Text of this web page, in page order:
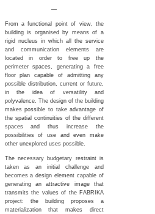
—
From a functional point of view, the
building is organised by means of a
rigid nucleus in which all the service
and communication elements are
located in order to free up the
perimeter spaces, generating a free
floor plan capable of admitting any
possible distribution, current or future,
in the idea of versatility and
polyvalence. The design of the building
makes possible to take advantage of
the spatial continuities of the different
spaces and thus increase the
possibilities of use and even make
other unexplored uses possible.
The necessary budgetary restraint is
taken as an initial challenge and
becomes a design element capable of
generating an attractive image that
transmits the values of the FABRIKA
project: the building proposes a
materialization that makes direct